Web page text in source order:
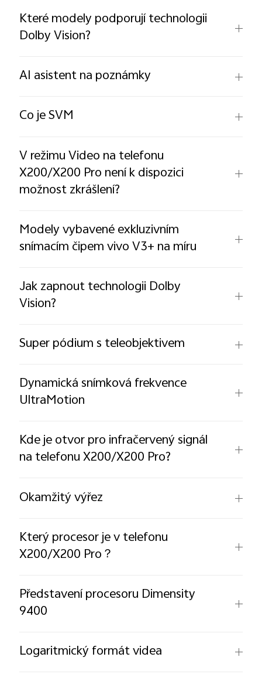
Které modely podporují technologii
Dolby Vision?
AI asistent na poznámky
Co je SVM
V režimu Video na telefonu
X200/X200 Pro není k dispozici
možnost zkrášlení?
Modely vybavené exkluzivním
snímacím čipem vivo V3+ na míru
Jak zapnout technologii Dolby
Vision?
Super pódium s teleobjektivem
Dynamická snímková frekvence
UltraMotion
Kde je otvor pro infračervený signál
na telefonu X200/X200 Pro?
Okamžitý výřez
Který procesor je v telefonu
X200/X200 Pro？
Představení procesoru Dimensity
9400
Logaritmický formát videa